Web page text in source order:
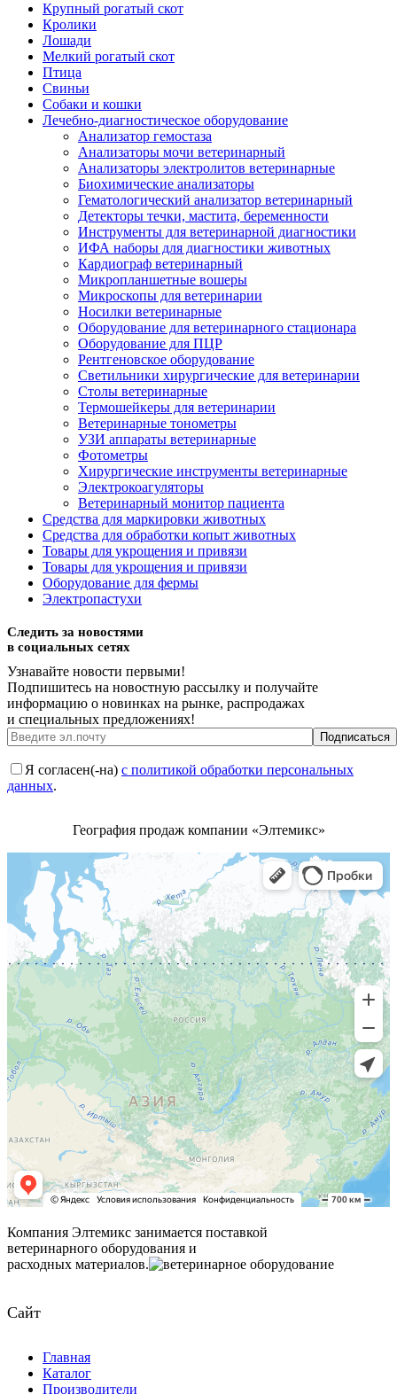
Крупный рогатый скот
Кролики
Лошади
Мелкий рогатый скот
Птица
Свиньи
Собаки и кошки
Лечебно-диагностическое оборудование
Анализатор гемостаза
Анализаторы мочи ветеринарный
Анализаторы электролитов ветеринарные
Биохимические анализаторы
Гематологический анализатор ветеринарный
Детекторы течки, мастита, беременности
Инструменты для ветеринарной диагностики
ИФА наборы для диагностики животных
Кардиограф ветеринарный
Микропланшетные вошеры
Микроскопы для ветеринарии
Носилки ветеринарные
Оборудование для ветеринарного стационара
Оборудование для ПЦР
Рентгеновское оборудование
Светильники хирургические для ветеринарии
Столы ветеринарные
Термошейкеры для ветеринарии
Ветеринарные тонометры
УЗИ аппараты ветеринарные
Фотометры
Хирургические инструменты ветеринарные
Электрокоагуляторы
Ветеринарный монитор пациента
Средства для маркировки животных
Средства для обработки копыт животных
Товары для укрощения и привязи
Товары для укрощения и привязи
Оборудование для фермы
Электропастухи
Следить за новостями
в социальных сетях
Узнавайте новости первыми!
Подпишитесь на новостную рассылку и получайте
информацию о новинках на рынке, распродажах
и специальных предложениях!
Я согласен(-на) с политикой обработки персональных
данных.
География продаж компании «Элтемикс»
Компания Элтемикс занимается поставкой
ветеринарного оборудования и
расходных материалов.
Сайт
Главная
Каталог
Производители